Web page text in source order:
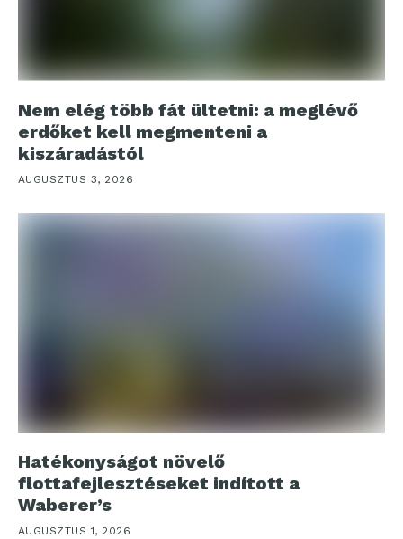
Nem elég több fát ültetni: a meglévő
erdőket kell megmenteni a
kiszáradástól
AUGUSZTUS 3, 2026
Hatékonyságot növelő
flottafejlesztéseket indított a
Waberer’s
AUGUSZTUS 1, 2026